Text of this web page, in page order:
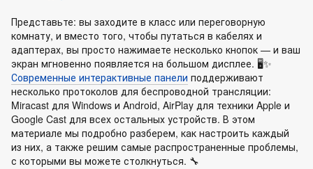
Представьте: вы заходите в класс или переговорную
комнату, и вместо того, чтобы путаться в кабелях и
адаптерах, вы просто нажимаете несколько кнопок — и ваш
экран мгновенно появляется на большом дисплее. 🖥️✨
Современные интерактивные панели поддерживают
несколько протоколов для беспроводной трансляции:
Miracast для Windows и Android, AirPlay для техники Apple и
Google Cast для всех остальных устройств. В этом
материале мы подробно разберем, как настроить каждый
из них, а также решим самые распространенные проблемы,
с которыми вы можете столкнуться. 🔧